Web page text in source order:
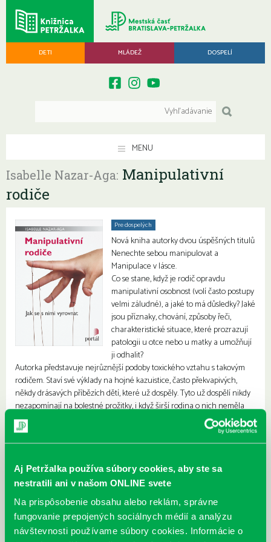
Aj Petržalka používa súbory cookies, aby ste sa
nestratili ani v našom ONLINE svete
Na prispôsobenie obsahu alebo reklám, správne
fungovanie prepojených sociálnych médií a analýzu
návštevnosti používame súbory cookies. Informácie o
DETI MLÁDEŽ DOSPELÍ
MENU
Isabelle Nazar-Aga: Manipulativní
rodiče
Pre dospelých
Nová kniha autorky dvou úspěšných titulů
Nenechte sebou manipulovat a
Manipulace v lásce.
Co se stane, když je rodič opravdu
manipulativní osobnost (volí často postupy
velmi záludné), a jaké to má důsledky? Jaké
jsou příznaky, chování, způsoby řeči,
charakteristické situace, které prozrazují
patologii u otce nebo u matky a umožňují
ji odhalit?
Autorka představuje nejrůznější podoby toxického vztahu s takovým
rodičem. Staví své výklady na hojné kazuistice, často překvapivých,
někdy drásavých příbězích dětí, které už dospěly. Tyto už dospělí nikdy
nezapomínají na bolestné prožitky, i když širší rodina o nich neměla
tušení; důsledky škodlivého manipulativního jednání se projevují stále…
Přesto je možné – a nezbytné – vymanit se z toho destrukčního pouta,
dovolit si žít samostatně, spokojeně, bez ovlivňování a sebeobviňování.
kontrolu nad svým životem.